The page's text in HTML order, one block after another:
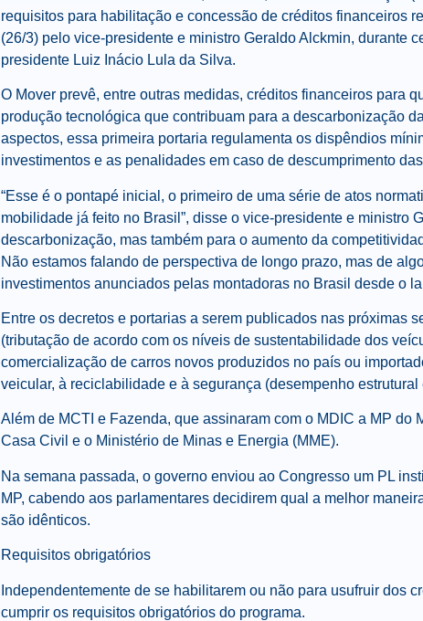
requisitos para habilitação e concessão de créditos financeiros
(26/3) pelo vice-presidente e ministro Geraldo Alckmin, durante
presidente Luiz Inácio Lula da Silva.
O Mover prevê, entre outras medidas, créditos financeiros para
produção tecnológica que contribuam para a descarbonização
aspectos, essa primeira portaria regulamenta os dispêndios
investimentos e as penalidades em caso de descumprimento
“Esse é o pontapé inicial, o primeiro de uma série de atos
mobilidade já feito no Brasil”, disse o vice-presidente e ministro
descarbonização, mas também para o aumento da
Não estamos falando de perspectiva de longo prazo, mas de
investimentos anunciados pelas montadoras no Brasil desde o
Entre os decretos e portarias a serem publicados nas próximas
(tributação de acordo com os níveis de sustentabilidade dos
comercialização de carros novos produzidos no país ou
veicular, à reciclabilidade e à segurança (desempenho
Além de MCTI e Fazenda, que assinaram com o MDIC a MP
Casa Civil e o Ministério de Minas e Energia (MME).
Na semana passada, o governo enviou ao Congresso um PL
MP, cabendo aos parlamentares decidirem qual a melhor
são idênticos.
Requisitos obrigatórios
Independentemente de se habilitarem ou não para usufruir dos
cumprir os requisitos obrigatórios do programa.